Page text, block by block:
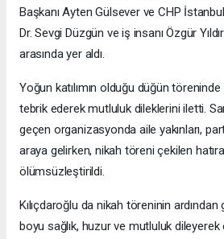
Başkanı Ayten Gülsever ve CHP İstanbul
Dr. Sevgi Düzgün ve iş insanı Özgür
arasında yer aldı.
Yoğun katılımın olduğu düğün
tebrik ederek mutluluk dileklerini iletti.
geçen organizasyonda aile yakınları,
araya gelirken, nikah töreni çekilen
ölümsüzleştirildi.
Kılıçdaroğlu da nikah töreninin
boyu sağlık, huzur ve mutluluk dileyerek